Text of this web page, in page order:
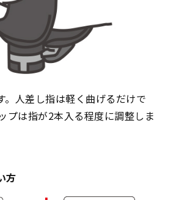
。人差し指は軽く曲げるだけで
プは指が2本入る程度に調整しま
方